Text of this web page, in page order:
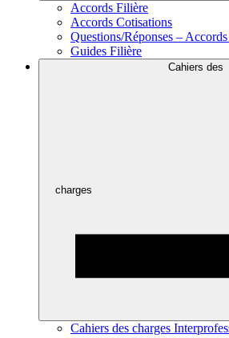
Accords Filière
Accords Cotisations
Questions/Réponses –
Guides Filière
Cahiers des
charges
Cahiers des charges